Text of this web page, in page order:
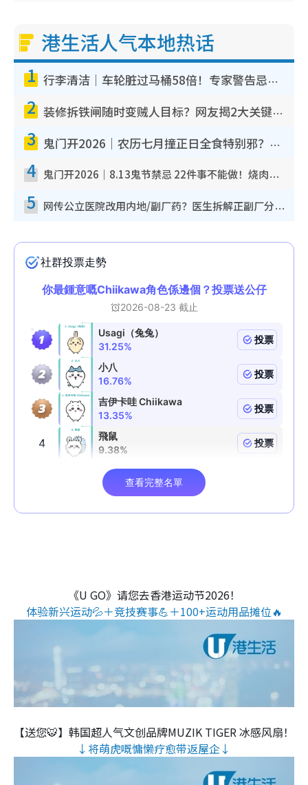
港生活人气本地热话
1 行李清洁｜车轮脏过马桶58倍！专家警告忌用酒精擦 教1招免脏手除菌
2 装修拆铁闸随时变贼人目标？网友揭2大关键用途：装新款等于白装？附新旧铁闸分别
3 鬼门开2026｜农历七月撞正日全食特别邪？专家警告切忌做一事！揭4大禁忌+2招保平安
4 鬼门开2026｜8.13鬼节禁忌 22件事不能做！烧肉、刺身要少食？半夜勿吹口哨/打给个电话
5 网传公立医院改用内地/副厂药？医生拆解正副厂分别，揭4类人换药随时出事
《U GO》请您去香港运动节2026！
体验新兴运动💦＋竞技赛事💪＋100+运动用品摊位🔥
【送您🐯】韩国超人气文创品牌MUZIK TIGER 冰感风扇！
↓将萌虎嘅慵懒疗愈带返屋企↓